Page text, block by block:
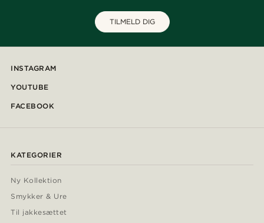
TILMELD DIG
INSTAGRAM
YOUTUBE
FACEBOOK
KATEGORIER
Ny Kollektion
Smykker & Ure
Til jakkesættet